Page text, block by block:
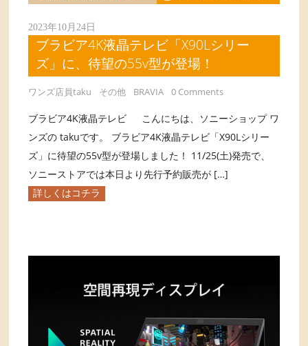
2023年10月24日
ブラビア4K液晶テレビ「X90Lシリー
ズ」に、待望の55v型が登場！
ワンズ店員taku その他 BRAVIA 0 Comments
ブラビア4K液晶テレビ こんにちは、ソニーショップ ワ
ンズの takuです。 ブラビア4K液晶テレビ「X90Lシリー
ズ」に待望の55v型が登場しました！ 11/25(土)発売で、
ソニーストアでは本日より先行予約販売が […]
詳しくはコチラ